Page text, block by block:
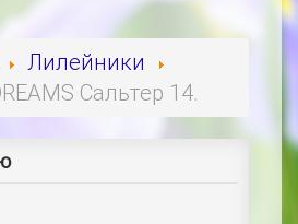
Лилейники
Сальтер 14.